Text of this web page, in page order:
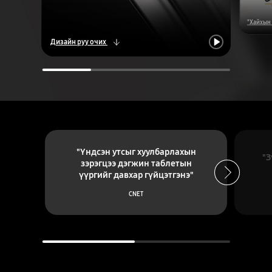
Дизайн руу очих
"Хайхын
"Үндсэн утсыг хуулбарлахын
зэрэгцээ дэгжин таблетын
үүргийг давхар гүйцэтгэнэ"
CNET